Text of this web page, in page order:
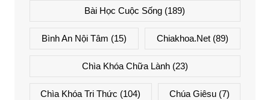
Bài Học Cuộc Sống (189)
Bình An Nội Tâm (15) Chiakhoa.net (89)
Chìa Khóa Chữa Lành(23)
Chìa Khóa Tri Thức (104) Chúa Giêsu(7)